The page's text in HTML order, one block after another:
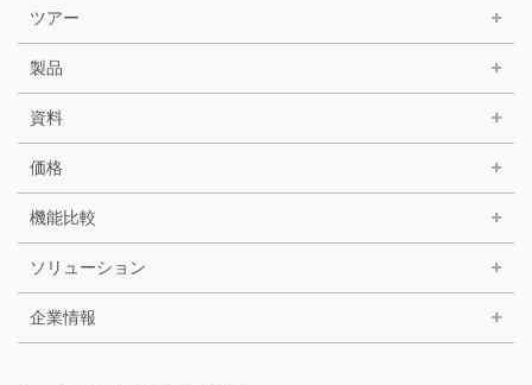
ツアー
製品
資料
価格
機能比較
ソリューション
企業情報